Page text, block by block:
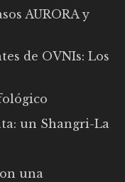
AURORA y
de OVNIs: Los
un Shangri-La
una